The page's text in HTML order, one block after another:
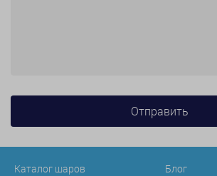
Каталог шаров
Блог